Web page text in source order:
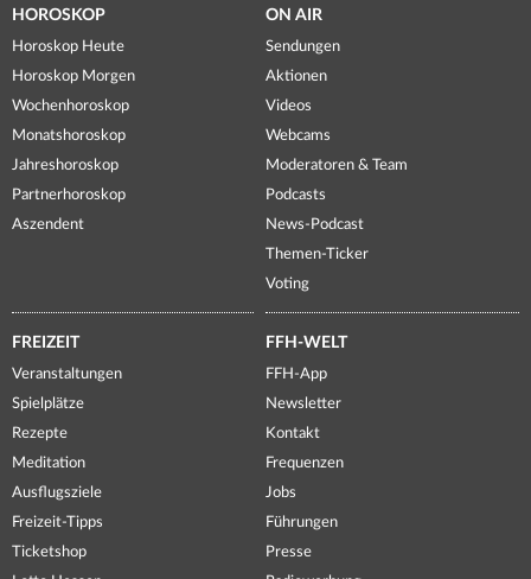
HOROSKOP
Horoskop Heute
Horoskop Morgen
Wochenhoroskop
Monatshoroskop
Jahreshoroskop
Partnerhoroskop
Aszendent
ON AIR
Sendungen
Aktionen
Videos
Webcams
Moderatoren & Team
Podcasts
News-Podcast
Themen-Ticker
Voting
FREIZEIT
Veranstaltungen
Spielplätze
Rezepte
Meditation
Ausflugsziele
Freizeit-Tipps
Ticketshop
FFH-WELT
FFH-App
Newsletter
Kontakt
Frequenzen
Jobs
Führungen
Presse